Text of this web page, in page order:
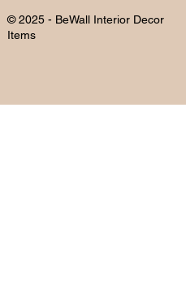
© 2025 - BeWall Interior Decor
Items